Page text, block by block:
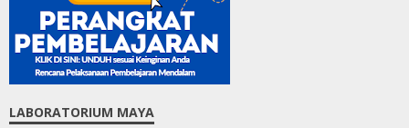
LABORATORIUM MAYA